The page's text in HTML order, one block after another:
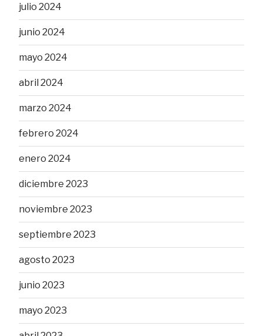
julio 2024
junio 2024
mayo 2024
abril 2024
marzo 2024
febrero 2024
enero 2024
diciembre 2023
noviembre 2023
septiembre 2023
agosto 2023
junio 2023
mayo 2023